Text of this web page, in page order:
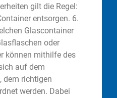
gilt die Regel:
entsorgen. 6.
Glascontainer
oder
können mithilfe des
auf dem
dem richtigen
werden. Dabei